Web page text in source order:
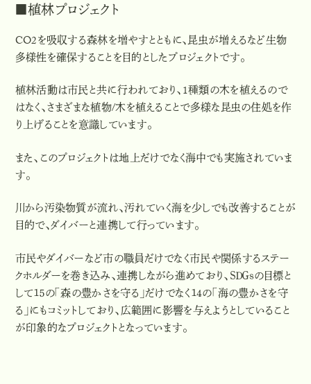
■植林プロジェクト
CO2を吸収する森林を増やすとともに、昆虫が増えるなど生物
多様性を確保することを目的としたプロジェクトです。
植林活動は市民と共に行われており、1種類の木を植えるので
はなく、さまざまな植物/木を植えることで多様な昆虫の住処を作
り上げることを意識しています。
また、このプロジェクトは地上だけでなく海中でも実施されていま
す。
川から汚染物質が流れ、汚れていく海を少しでも改善することが
目的で、ダイバーと連携して行っています。
市民やダイバーなど市の職員だけでなく市民や関係するステー
クホルダーを巻き込み、連携しながら進めており、ＳＤＧｓの目標と
して１５の「森の豊かさを守る」だけでなく１４の「海の豊かさを守
る」にもコミットしており、広範囲に影響を与えようとしていること
が印象的なプロジェクトとなっています。